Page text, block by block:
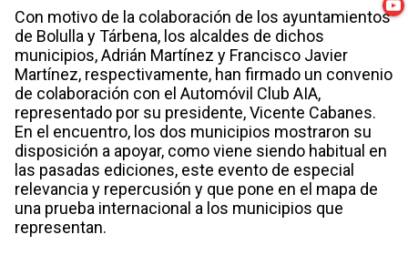
Con motivo de la colaboración de los ayuntamientos
de Bolulla y Tárbena, los alcaldes de dichos
municipios, Adrián Martínez y Francisco Javier
Martínez, respectivamente, han firmado un convenio
de colaboración con el Automóvil Club AIA,
representado por su presidente, Vicente Cabanes.
En el encuentro, los dos municipios mostraron su
disposición a apoyar, como viene siendo habitual en
las pasadas ediciones, este evento de especial
relevancia y repercusión y que pone en el mapa de
una prueba internacional a los municipios que
representan.